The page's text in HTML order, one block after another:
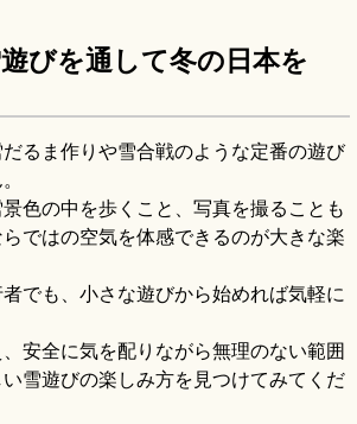
びを通して冬の日本を
るま作りや雪合戦のような定番の遊び
色の中を歩くこと、写真を撮ることも
ではの空気を体感できるのが大きな楽
でも、小さな遊びから始めれば気軽に
安全に気を配りながら無理のない範囲
雪遊びの楽しみ方を見つけてみてくだ